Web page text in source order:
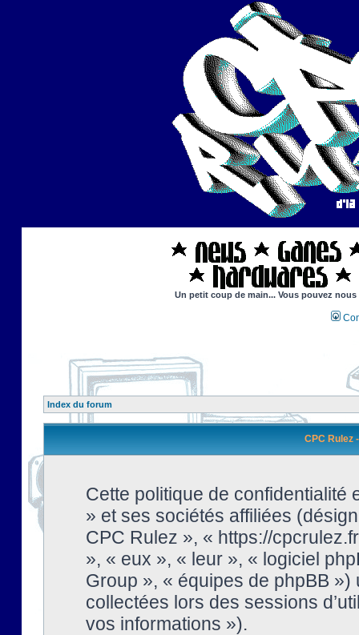
Un petit coup de main... Vous pouvez
Index du forum
CPC Rulez
Cette politique de confidentialité
» et ses sociétés affiliées
CPC Rulez », « https://
», « eux », « leur », « logiciel
Group », « équipes de phpBB
collectées lors des sessions
vos informations »).